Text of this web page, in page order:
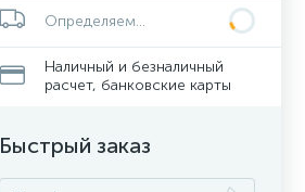
Определяем...
Наличный и безналичный
расчет, банковские карты
Быстрый заказ